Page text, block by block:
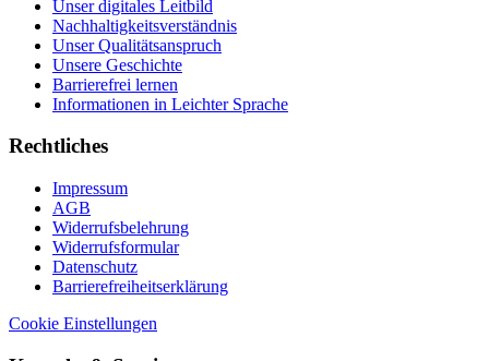
Unser digitales Leitbild
Nachhaltigkeitsverständnis
Unser Qualitätsanspruch
Unsere Geschichte
Barrierefrei lernen
Informationen in Leichter Sprache
Rechtliches
Impressum
AGB
Widerrufsbelehrung
Widerrufsformular
Datenschutz
Barrierefreiheitserklärung
Cookie Einstellungen